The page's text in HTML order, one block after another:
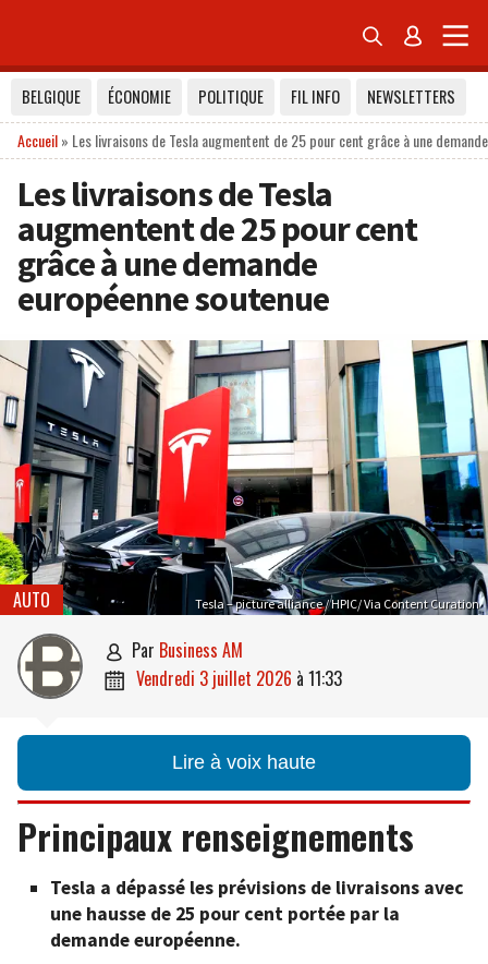
 
BELGIQUE ÉCONOMIE POLITIQUE FIL INFO
NEWSLETTERS
Accueil» Les livraisons de Tesla augmentent de 25 pour cent grâce à une
Les livraisons de Tesla
augmentent de 25 pour cent
grâce à une demande
européenne soutenue
Tesla – picture alliance / HPIC/ Via Content Curation
AUTO
 par Business AM
 vendredi 3 juillet 2026 à 11:33
Lire à voix haute
Principaux renseignements
Tesla a dépassé les prévisions de livraisons avec
une hausse de 25 pour cent portée par la
demande européenne.